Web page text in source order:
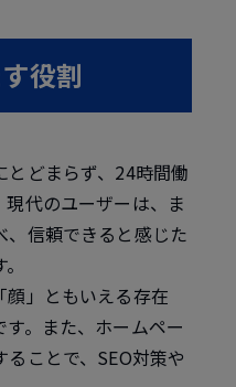
役割
とどまらず、24時間働
代のユーザーは、ま
信頼できると感じた
顔」ともいえる存在
。また、ホームペー
ことで、SEO対策や